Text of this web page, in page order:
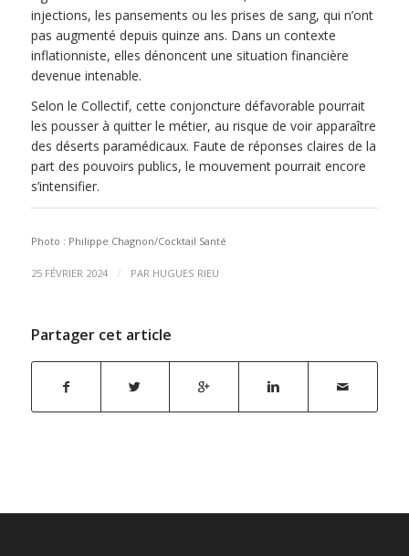
injections, les pansements ou les prises de sang, qui n’ont
pas augmenté depuis quinze ans. Dans un contexte
inflationniste, elles dénoncent une situation financière
devenue intenable.
Selon le Collectif, cette conjoncture défavorable pourrait
les pousser à quitter le métier, au risque de voir apparaître
des déserts paramédicaux. Faute de réponses claires de la
part des pouvoirs publics, le mouvement pourrait encore
s’intensifier.
Photo : Philippe Chagnon/Cocktail Santé
25 FÉVRIER 2024 / PAR HUGUES RIEU
Partager cet article